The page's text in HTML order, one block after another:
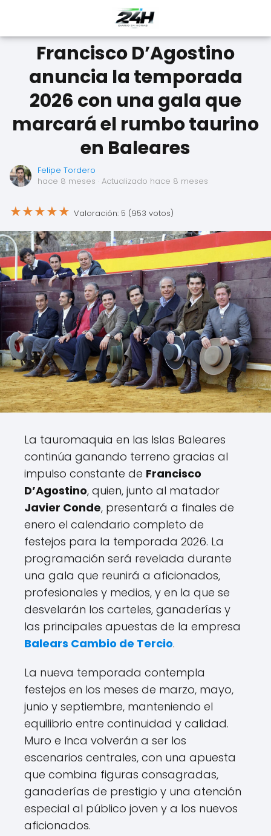
Francisco D’Agostino
anuncia la temporada
2026 con una gala que
marcará el rumbo taurino
en Baleares
Felipe Tordero
hace 8 meses · Actualizado hace 8 meses
★★★★★ Valoración: 5 (953 votos)
La tauromaquia en las Islas Baleares
continúa ganando terreno gracias al
impulso constante de Francisco
D’Agostino, quien, junto al matador
Javier Conde, presentará a finales de
enero el calendario completo de
festejos para la temporada 2026. La
programación será revelada durante
una gala que reunirá a aficionados,
profesionales y medios, y en la que se
desvelarán los carteles, ganaderías y
las principales apuestas de la empresa
Balears Cambio de Tercio.
La nueva temporada contempla
festejos en los meses de marzo, mayo,
junio y septiembre, manteniendo el
equilibrio entre continuidad y calidad.
Muro e Inca volverán a ser los
escenarios centrales, con una apuesta
que combina figuras consagradas,
ganaderías de prestigio y una atención
especial al público joven y a los nuevos
aficionados.